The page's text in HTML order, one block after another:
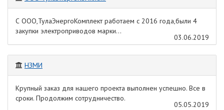
С ООО,ТулаЭнергоКомплект работаем с 2016 года,были 4
закупки электроприводов марки...
03.06.2019
НЗМИ
Крупный заказ для нашего проекта выполнен успешно. Все в
сроки. Продолжим сотрудничество.
05.05.2019